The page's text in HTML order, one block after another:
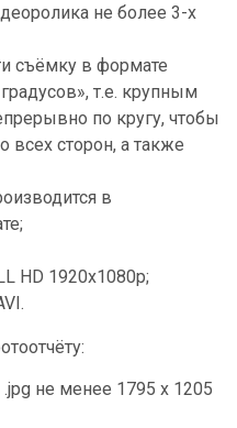
не более 3-х
съёмку в формате
т.е. крупным
по кругу, чтобы
сторон, а также
в
HD 1920x1080p;
не менее 1795 x 1205